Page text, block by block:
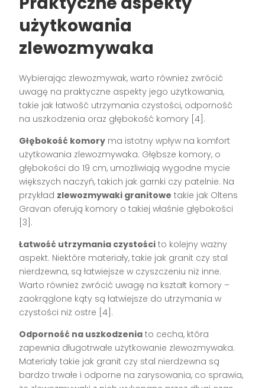
użytkowania
zlewozmywaka
Wybierając zlewozmywak, warto również zwrócić
uwagę na praktyczne aspekty jego użytkowania,
takie jak łatwość utrzymania czystości, odporność
na uszkodzenia oraz głębokość komory [4].
Głębokość komory ma istotny wpływ na komfort
użytkowania zlewozmywaka. Głębsze komory, o
głębokości do 19 cm, umożliwiają wygodne mycie
większych naczyń, takich jak garnki czy patelnie. Na
przykład zlewozmywaki granitowe takie jak Oltens
Gravan oferują komory o takiej właśnie głębokości
[3].
Łatwość utrzymania czystości to kolejny ważny
aspekt. Niektóre materiały, takie jak granit czy stal
nierdzewna, są łatwiejsze w czyszczeniu niż inne.
Warto również zwrócić uwagę na kształt komory –
zaokrąglone kąty są łatwiejsze do utrzymania w
czystości niż ostre [4].
Odporność na uszkodzenia to cecha, która
zapewnia długotrwałe użytkowanie zlewozmywaka.
Materiały takie jak granit czy stal nierdzewna są
bardzo trwałe i odporne na zarysowania, co sprawia,